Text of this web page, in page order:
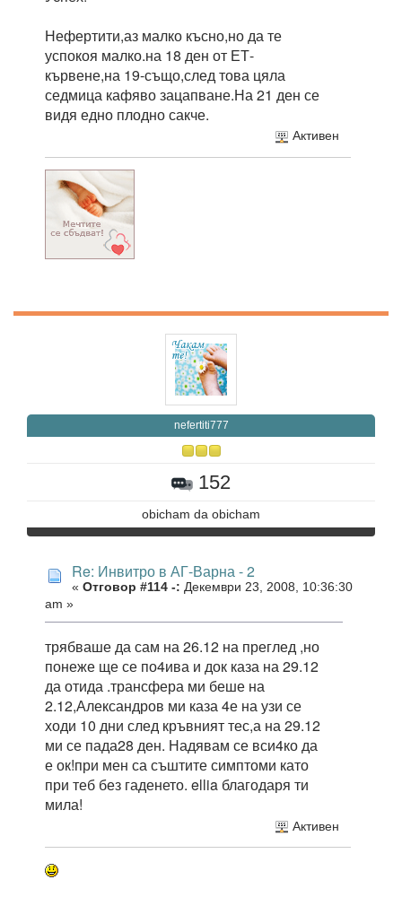
Нефертити,аз малко късно,но да те
успокоя малко.на 18 ден от ЕТ-
кървене,на 19-също,след това цяла
седмица кафяво зацапване.На 21 ден се
видя едно плодно сакче.
Активен
nefertiti777
152
obicham da obicham
Re: Инвитро в АГ-Варна - 2
« Отговор #114 -: Декември 23, 2008, 10:36:30
am »
трябваше да сам на 26.12 на преглед ,но
понеже ще се по4ива и док каза на 29.12
да отида .трансфера ми беше на
2.12,Александров ми каза 4е на узи се
ходи 10 дни след кръвният тес,а на 29.12
ми се пада28 ден. Надявам се вси4ко да
е ок!при мен са съштите симптоми като
при теб без гаденето. ellia благодаря ти
мила!
Активен